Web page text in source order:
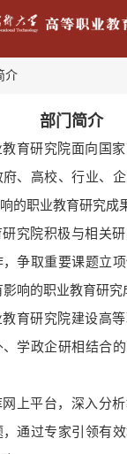
介
部门简介
育研究院面向国
、高校、行业、
的职业教育研究成
究院积极与相关
争取重要课题立
响的职业教育研究
育研究院建设高等
学政企研相结合
上平台，深入分析
通过专家引领有